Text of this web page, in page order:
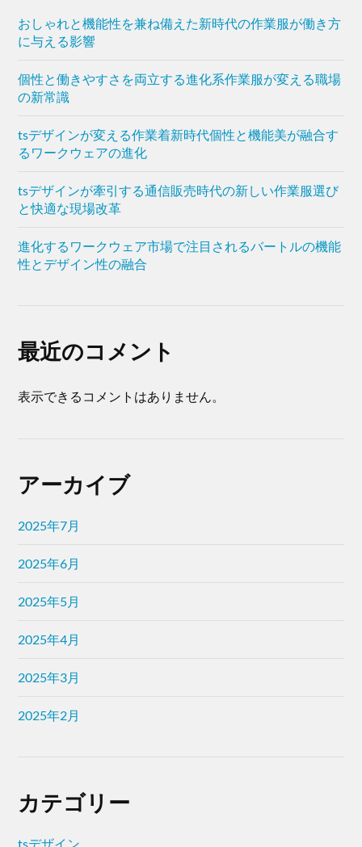
おしゃれと機能性を兼ね備えた新時代の作業服が働き方
に与える影響
個性と働きやすさを両立する進化系作業服が変える職場
の新常識
tsデザインが変える作業着新時代個性と機能美が融合す
るワークウェアの進化
tsデザインが牽引する通信販売時代の新しい作業服選び
と快適な現場改革
進化するワークウェア市場で注目されるバートルの機能
性とデザイン性の融合
最近のコメント
表示できるコメントはありません。
アーカイブ
2025年7月
2025年6月
2025年5月
2025年4月
2025年3月
2025年2月
カテゴリー
tsデザイン